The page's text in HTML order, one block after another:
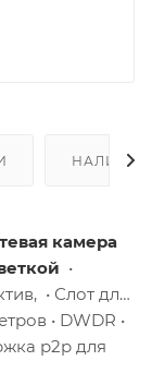
НАЛИЧИЕ
камера
•
• Слот для
• DWDR •
p2p для